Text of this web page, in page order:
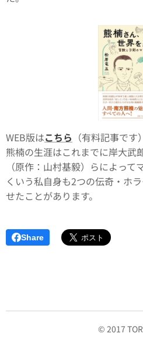
WEB版はこちら （有料記事で
熊楠の生涯はこれまでに岸大武
（原作：山村基毅）らによっ
くいう私自身も2つの伝奇・ホ
せたことがあります。
Share
© 2017